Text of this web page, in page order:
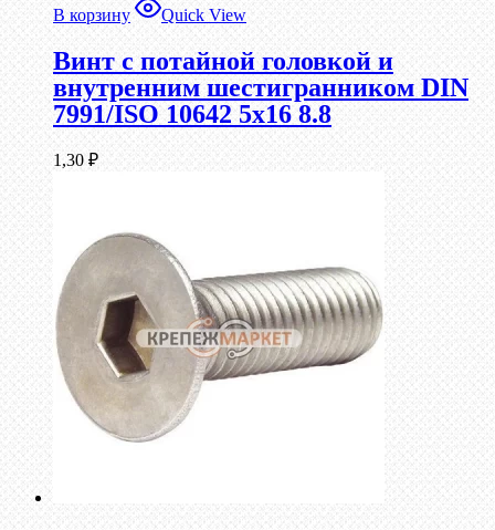
В корзину Quick View
Винт с потайной головкой и
внутренним шестигранником DIN
7991/ISO 10642 5х16 8.8
1,30 ₽